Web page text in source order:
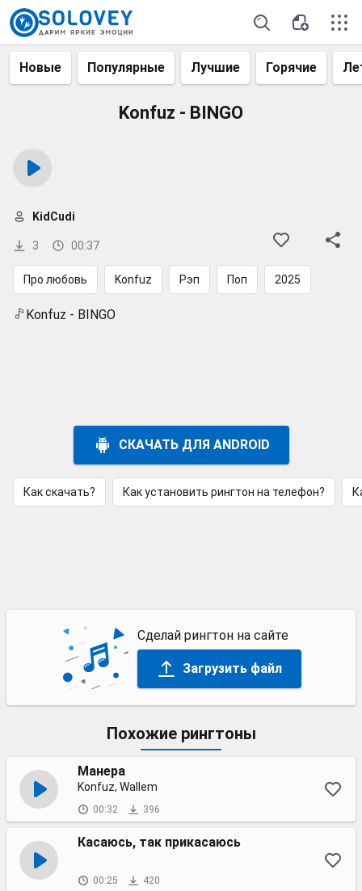
Новые Популярные Лучшие Горячие
Konfuz - BINGO
3 00:37
KidCudi
Про любовь Konfuz Рэп Поп 2025
Konfuz - BINGO
СКАЧАТЬ ДЛЯ ANDROID
Как скачать? Как установить рингтон на телефон?
Сделай рингтон на сайте
Загрузить файл
Похожие рингтоны
Манера
Konfuz, Wallem
00:32 396
Касаюсь, так прикасаюсь
00:25 420